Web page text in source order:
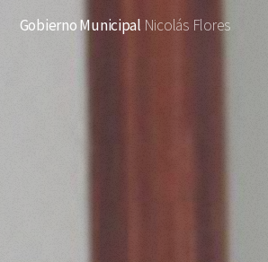
Gobierno Municipal Nicolás Flores